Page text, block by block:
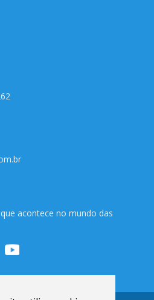
acontece no mundo das